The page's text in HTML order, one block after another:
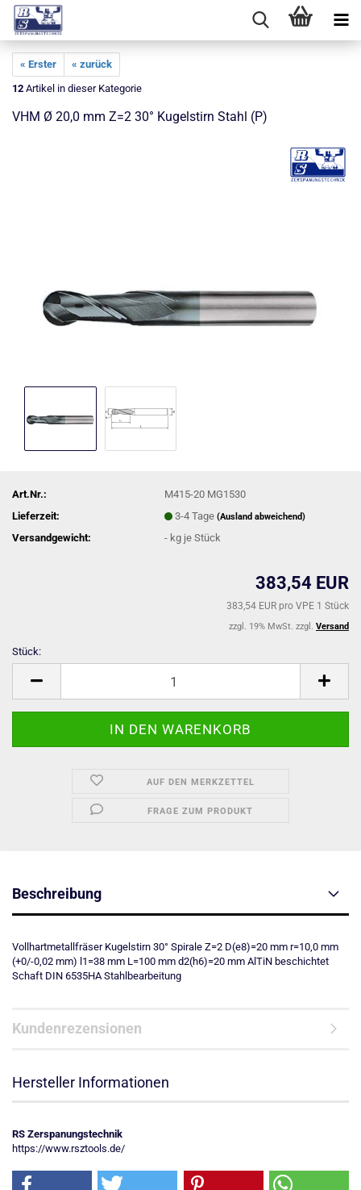
« Erster
« zurück
12 Artikel in dieser Kategorie
VHM Ø 20,0 mm Z=2 30° Kugelstirn Stahl (P)
Art.Nr.:
M415-20 MG1530
Lieferzeit:
3-4 Tage(Ausland abweichend)
Versandgewicht: - kg je Stück
383,54 EUR
383,54 EUR pro VPE 1 Stück
zzgl. 19% MwSt. zzgl. Versand
Stück:
AUF DEN MERKZETTEL
FRAGE ZUM PRODUKT
Beschreibung
Vollhartmetallfräser Kugelstirn 30° Spirale Z=2 D(e8)=20 mm r=10,0 mm
(+0/-0,02 mm) l1=38 mm L=100 mm d2(h6)=20 mm AlTiN beschichtet
Schaft DIN 6535HA Stahlbearbeitung
Kundenrezensionen
Hersteller Informationen
RS Zerspanungstechnik
https://www.rsztools.de/